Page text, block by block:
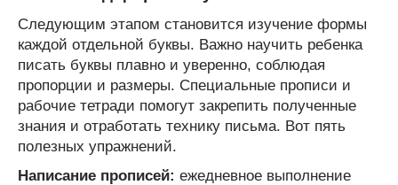
Следующим этапом становится изучение формы
каждой отдельной буквы. Важно научить ребенка
писать буквы плавно и уверенно, соблюдая
пропорции и размеры. Специальные прописи и
рабочие тетради помогут закрепить полученные
знания и отработать технику письма. Вот пять
полезных упражнений.
Написание прописей: ежедневное выполнение